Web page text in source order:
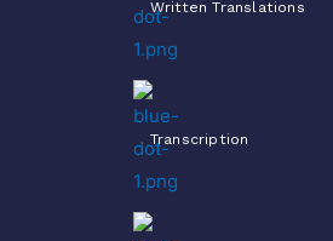
Written Translations
Transcription